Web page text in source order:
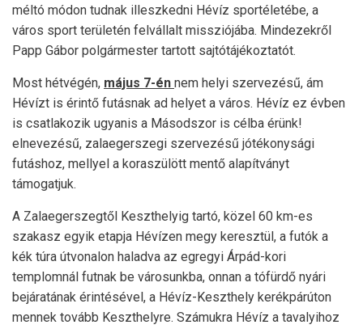
méltó módon tudnak illeszkedni Hévíz sportéletébe, a
város sport területén felvállalt missziójába. Mindezekről
Papp Gábor polgármester tartott sajtótájékoztatót.
Most hétvégén, május 7-én nem helyi szervezésű, ám
Hévízt is érintő futásnak ad helyet a város. Hévíz ez évben
is csatlakozik ugyanis a Másodszor is célba érünk!
elnevezésű, zalaegerszegi szervezésű jótékonysági
futáshoz, mellyel a koraszülött mentő alapítványt
támogatjuk.
A Zalaegerszegtől Keszthelyig tartó, közel 60 km-es
szakasz egyik etapja Hévízen megy keresztül, a futók a
kék túra útvonalon haladva az egregyi Árpád-kori
templomnál futnak be városunkba, onnan a tófürdő nyári
bejáratának érintésével, a Hévíz-Keszthely kerékpárúton
mennek tovább Keszthelyre. Számukra Hévíz a tavalyihoz